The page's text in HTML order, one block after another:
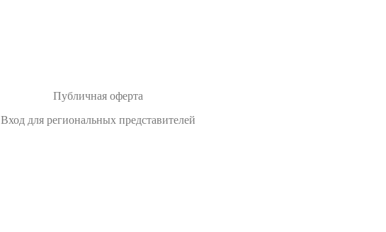
Публичная оферта
Вход для региональных представителей